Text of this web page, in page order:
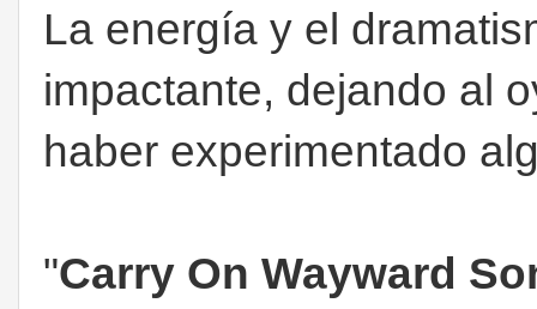
La energía y el
impactante, dejando al
haber experimentado
"Carry On Wayward